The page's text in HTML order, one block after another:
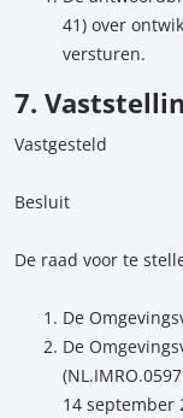
41) over
versturen.
7.
Vastgesteld
Besluit
De raad voor te
De
De
14 september